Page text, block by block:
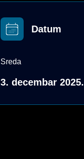
Datum
Sreda
3. decembar 2025.